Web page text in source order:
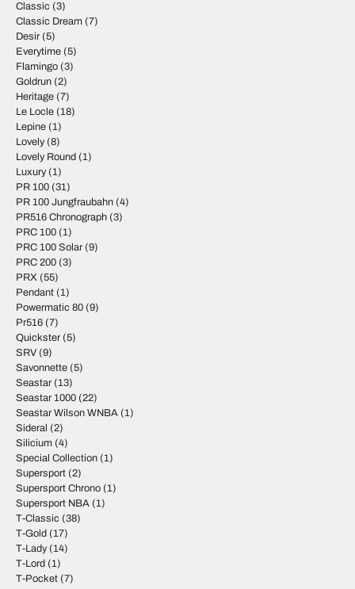
Classic (3)
Classic Dream (7)
Desir (5)
Everytime (5)
Flamingo (3)
Goldrun (2)
Heritage (7)
Le Locle (18)
Lepine (1)
Lovely(8)
Lovely Round (1)
Luxury(1)
PR 100 (31)
PR 100 Jungfraubahn (4)
PR516 Chronograph (3)
PRC 100 (1)
PRC 100 Solar (9)
PRC 200 (3)
PRX (55)
Pendant (1)
Powermatic 80 (9)
Pr516 (7)
Quickster (5)
SRV (9)
Savonnette (5)
Seastar (13)
Seastar 1000 (22)
Seastar Wilson WNBA (1)
Sideral (2)
Silicium (4)
Special Collection (1)
Supersport (2)
Supersport Chrono (1)
Supersport NBA (1)
T-Classic (38)
T-Gold (17)
T-Lady(14)
T-Lord (1)
T-Pocket (7)